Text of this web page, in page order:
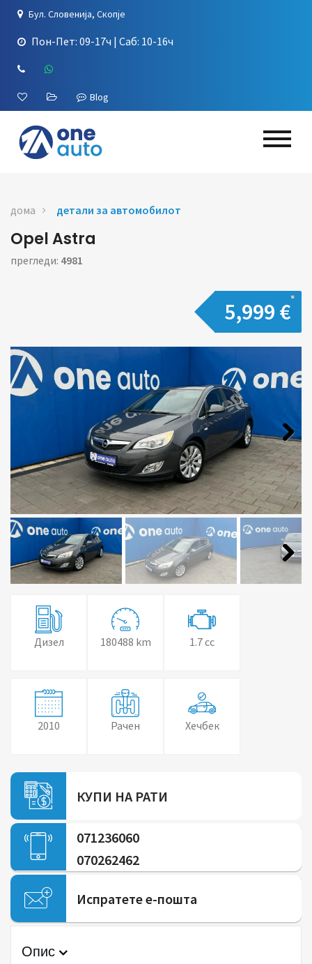
Бул. Словенија, Скопје
Пон-Пет: 09-17ч | Саб: 10-16ч
Blog
дома детали за автомобилот
Opel Astra
прегледи: 4981
5,999 €
Next
Дизел 180488 km 1.7 cc
2010 Рачен Хечбек
КУПИ НА РАТИ
071236060
070262462
Испратете е-пошта
Опис